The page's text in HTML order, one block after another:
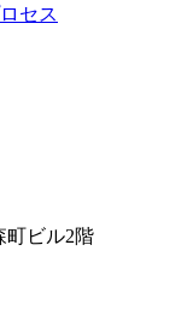
セス
町ビル2階